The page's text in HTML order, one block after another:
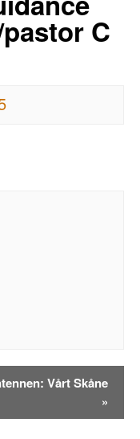
C
Vårt Skåne
»